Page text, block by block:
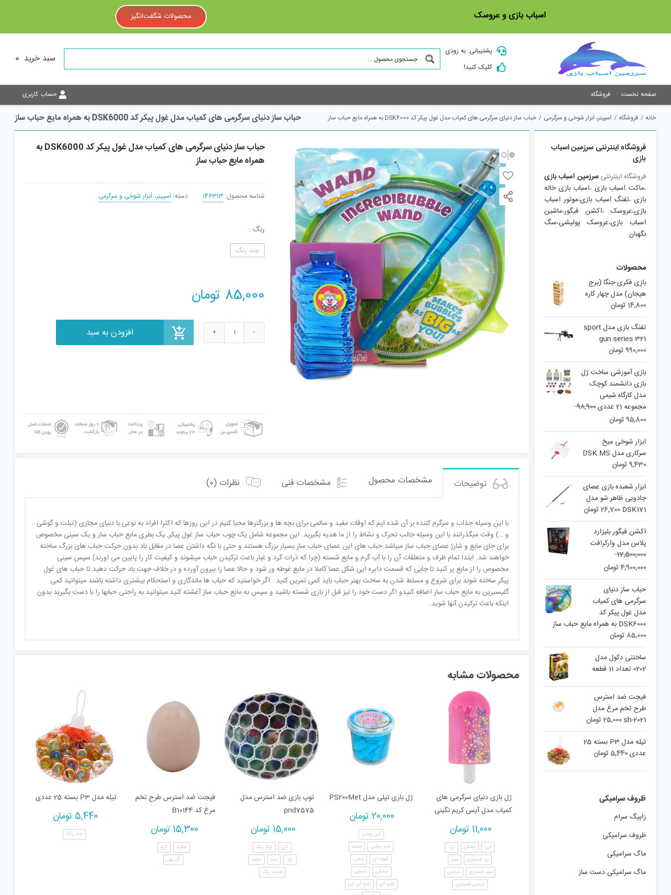
اسباب بازی و عروسک محصولات شگفت‌انگیز
پشتیبانی: به زودی
کلیک کنید!
سبد خرید 0
صفحه نخست فروشگاه حساب کاربری
حباب ساز دنیای سرگرمی های کمیاب مدل غول پیکر کد DSK6000 به همراه مایع حباب ساز خانه / فروشگاه / اسپینر، ابزار شوخی و سرگرمی / حباب ساز دنیای سرگرمی های کمیاب مدل غول پیکر کد DSK6000 به همراه مایع حباب ساز
حباب ساز دنیای سرگرمی های کمیاب مدل غول پیکر کد DSK6000 به
همراه مایع حباب ساز
شناسه محصول: 146313 دسته: اسپینر، ابزار شوخی و سرگرمی
رنگ
چند رنگ
85,000 تومان
حباب
غول
پیکر
مایع
حباب
عدد
توضیحات مشخصات محصول مشخصات فنی نظرات (0)
با این وسیله جذاب و سرگرم کننده بر آن شده ایم که اوقات مفید و سالمی برای بچه ها و بزرگترها محیا کنیم در این روزها که اکثرا افراد به نوعی با دنیای مجازی (تبلت و گوشی
و …) وقت میگذرانند با این وسیله جالب تحرک و نشاط را از ما هدیه بگیرید. این مجموعه شامل یک چوب حباب ساز غول پیکر, یک بطری مایع حباب ساز و یک سینی مخصوص
برای جای مایع و شارژ عصای حباب ساز میباشد.حباب های این عصای حباب ساز بسیار بزرگ هستند و حتی با نگه داشتن عصا در مقابل باد بدون حرکت حباب های بزرگ ساخته
خواهند شد. ابتدا تمام ظرف و متعلقات آن را با آب گرم و مایع شسته (چرا که ذرات گرد و غبار باعث ترکیدن حباب میشوند و کیفیت کار را پایین می اورند) سپس سینی
مخصوص را از مایع پر کنید تا جایی که قسمت دایره ایی شکل عصا کاملا در مایع غوطه ور شود و حالا عصا را بیرون آورده و در خلاف جهت باد حرکت دهید تا حباب های غول
پیکر ساخته شوند برای شروع و مسلط شدن به ساخت بهتر حباب باید کمی تمرین کنید . اگر خواستید که حباب ها ماندگاری و استحکام بیشتری داشته باشند میتوانید کمی
گلیسیرین به مایع حباب ساز اضافه کنیدو اگر دست خود را نیز قبل از بازی شسته باشید و سپس به مایع حباب ساز آغشته کنید میتوانید به راحتی حبابها را با دست بگیرید بدون
اینکه باعث ترکیدن آنها شوید.
محصولات مشابه
ژل بازی دنیای سرگرمی های
کمیاب مدل آیس کریم نگینی
11,000 تومان
آبی بنفش
زرد
زرد فسفری
سبز
سبز فسفری
نارنجی
نارنجی فسفری
ژل بازی تپلی مدل PS200Met
20,000 تومان
آبی روشن
سبز روشن
سفید
قهوه ای
مسی
مشکی
نارنجی
نقره ای
نقره ای آبی
توپ بازی ضد استرس مدل
pnd7575
15,000 تومان
آبی
چند رنگ
زرد
سبز
سفید
هفت رنگ
فیجت ضد استرس طرح تخم
مرغ کد B10144
15,300 تومان
سفید
کرم
گل بهی
تیله مدل P3 بسته 25 عددی
5,440 تومان
چند رنگ
فروشگاه اینترنتی سرزمین اسباب
بازی
فروشگاه اینترنتیسرزمین اسباب بازی
،ماکت اسباب بازی ،اسباب بازی خاله
بازی،تفنگ اسباب بازی،موتور اسباب
بازی،عروسک،اکشن فیگور،ماشین
اسباب بازی،عروسک پولیشی،سگ
نگهبان
محصولات
بازی فکری جنگا (برج
هیجان) مدل چهار کاره
14,800 تومان
تفنگ بازی مدل sport
gun series 321
990,000تومان
بازی آموزشی ساخت ژل
بازی دانشمند کوچک
مدل کارگاه شیمی
مجموعه 21 عددی
98,900
Original
was:
98,900 تومان.
95,800تومان
price
is:
95,800 تومان.
ابزار شوخی میخ
سرکاری مدل DSK.MS
9,430تومان
ابزار شعبده بازی عصای
جادویی ظاهر شو مدل
DSK171
26,700تومان
اکشن فیگور بلیزارد
پلاس مدل وارکرافت
17,500,000
Original
price
was:
17,500,000 تومان.
4,900,000تومان
price
is:
4,900,000 تومان.
حباب ساز دنیای
سرگرمی های کمیاب
مدل غول پیکر کد
DSK6000 به همراه مایع حباب ساز
85,000 تومان
ساختنی دکول مدل
0202 تعداد 11 قطعه
فیجت ضد استرس
طرح تخم مرغ مدل
sh-2021
25,000تومان
تیله مدل P3 بسته 25
عددی5,440تومان
ظروف سرامیکی
زابیگ سرام
ظروف سرامیکی
ماگ سرامیکی
ماگ سرامیکی دست ساز